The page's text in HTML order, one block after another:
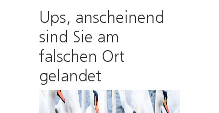
Ups, anscheinend
sind Sie am
falschen Ort
gelandet